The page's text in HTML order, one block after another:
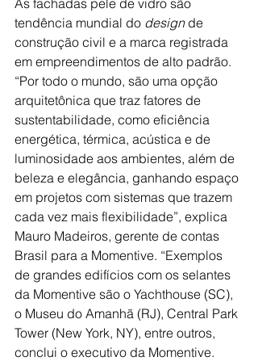
tendência mundial do design de
construção civil e a marca registrada
em empreendimentos de alto padrão.
“Por todo o mundo, são uma opção
arquitetônica que traz fatores de
sustentabilidade, como eficiência
energética, térmica, acústica e de
luminosidade aos ambientes, além de
beleza e elegância, ganhando espaço
em projetos com sistemas que trazem
cada vez mais flexibilidade”, explica
Mauro Madeiros, gerente de contas
Brasil para a Momentive. “Exemplos
de grandes edifícios com os selantes
da Momentive são o Yachthouse (SC),
o Museu do Amanhã (RJ), Central Park
Tower (New York, NY), entre outros,
conclui o executivo da Momentive.